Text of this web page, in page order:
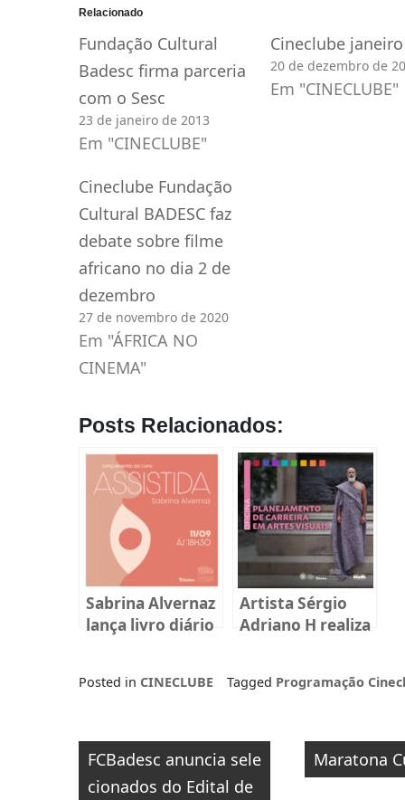
Relacionado
Fundação Cultural
Badesc firma parceria
com o Sesc
23 de janeiro de 2013
Em "CINECLUBE"
Cineclube janeiro
20 de dezembro de
Em "CINECLUBE"
Cineclube Fundação
Cultural BADESC faz
debate sobre filme
africano no dia 2 de
dezembro
27 de novembro de 2020
Em "ÁFRICA NO
CINEMA"
Posts Relacionados:
Sabrina Alvernaz
lança livro diário
humana em
Artista Sérgio
Adriano H realiza
Cultural Badesc
Posted in CINECLUBE Tagged Programação
Navegação
de
FCBadesc anuncia sele
cionados do Edital de
Maratona